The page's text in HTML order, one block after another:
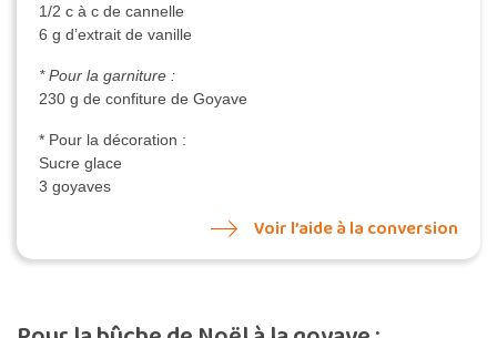
1/2 c à c de cannelle
6 g d’extrait de vanille
* Pour la garniture :
230 g de confiture de Goyave
* Pour la décoration :
Sucre glace
3 goyaves
Voir l’aide à la conversion